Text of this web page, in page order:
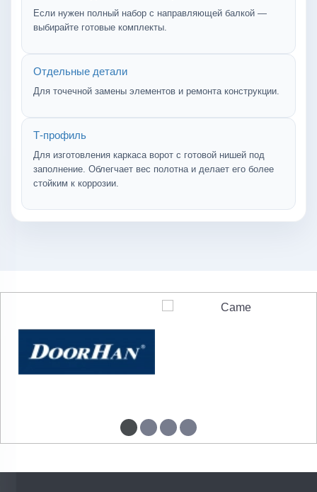
Если нужен полный набор с направляющей балкой —
выбирайте готовые комплекты.
Отдельные детали
Для точечной замены элементов и ремонта конструкции.
Т-профиль
Для изготовления каркаса ворот с готовой нишей под
заполнение. Облегчает вес полотна и делает его более
стойким к коррозии.